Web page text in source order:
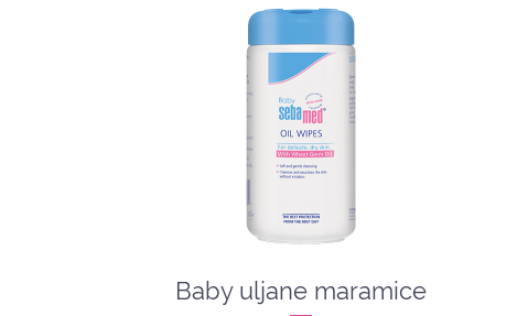
Baby uljane maramice